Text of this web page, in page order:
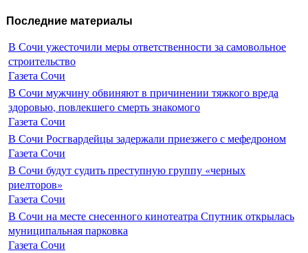
Последние материалы
В Сочи ужесточили меры ответственности за самовольное
строительство
Газета Сочи
В Сочи мужчину обвиняют в причинении тяжкого вреда
здоровью, повлекшего смерть знакомого
Газета Сочи
В Сочи Росгвардейцы задержали приезжего с мефедроном
Газета Сочи
В Сочи будут судить преступную группу «черных
риелторов»
Газета Сочи
В Сочи на месте снесенного кинотеатра Спутник открылась
муниципальная парковка
Газета Сочи